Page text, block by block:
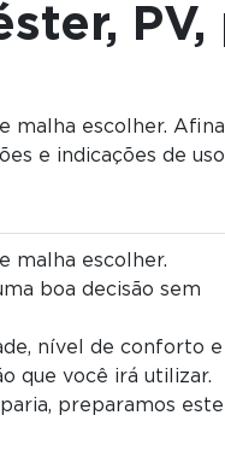
malha escolher.
e indicações de
malha escolher.
boa decisão sem
nível de conforto e
que você irá utilizar.
preparamos este